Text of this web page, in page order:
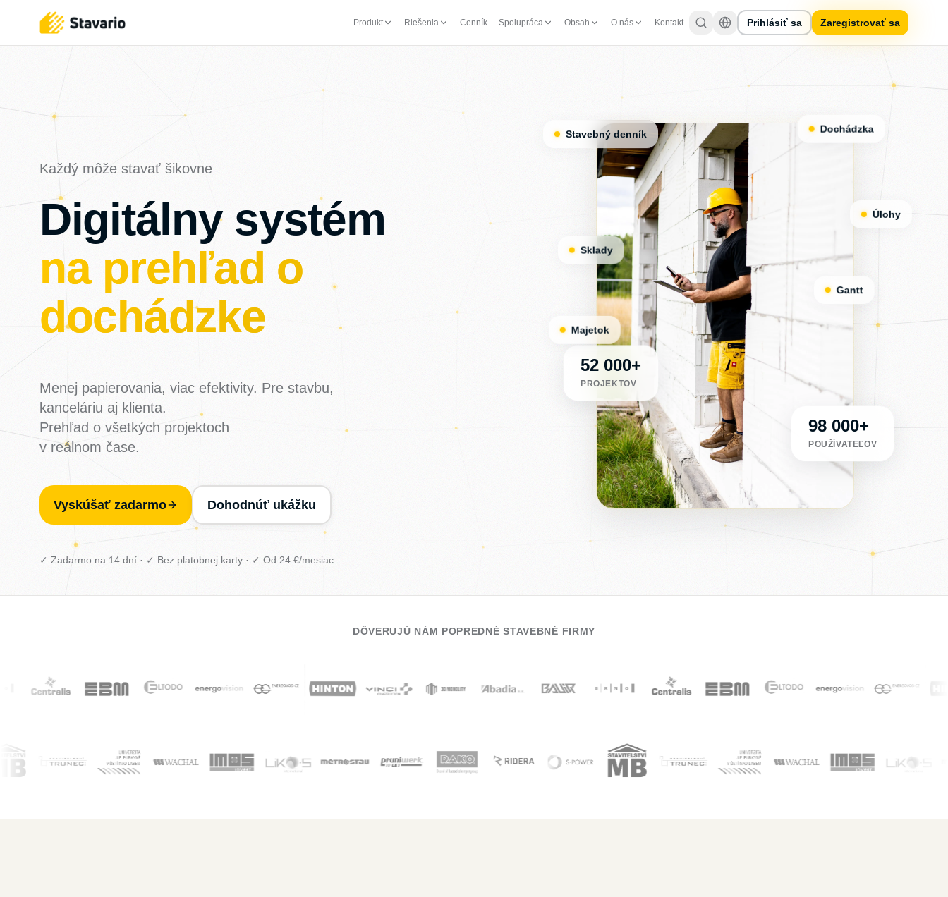
Produkt Riešenia Cenník Spolupráca Obsah O nás Kontakt Prihlásiť sa Zaregistrovať sa
Každý môže stavať šikovne
Digitálny systém
na prehľad o
dochádzke
Menej papierovania, viac efektivity. Pre stavbu,
kanceláriu aj klienta.
Prehľad o všetkých projektoch
v reálnom čase.
Vyskúšať zadarmo Dohodnúť ukážku
✓ Zadarmo na 14 dní · ✓ Bez platobnej karty · ✓ Od 24 €/mesiac
98 000+
POUŽÍVATEĽOV
52 000+
PROJEKTOV
Stavebný denník
Dochádzka
Úlohy
Sklady
Gantt
Majetok
DÔVERUJÚ NÁM POPREDNÉ STAVEBNÉ FIRMY